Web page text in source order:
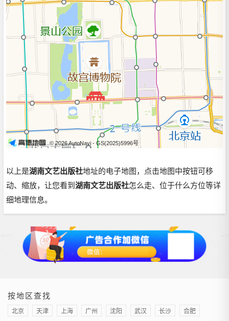
© 2026 AutoNavi - GS(2025)5996号
以上是湖南文艺出版社地址的电子地图，点击地图中按钮可移
动、缩放，让您看到湖南文艺出版社怎么走、位于什么方位等详
细地理信息。
按地区查找
北京 天津 上海 广州 沈阳 武汉 长沙 合肥